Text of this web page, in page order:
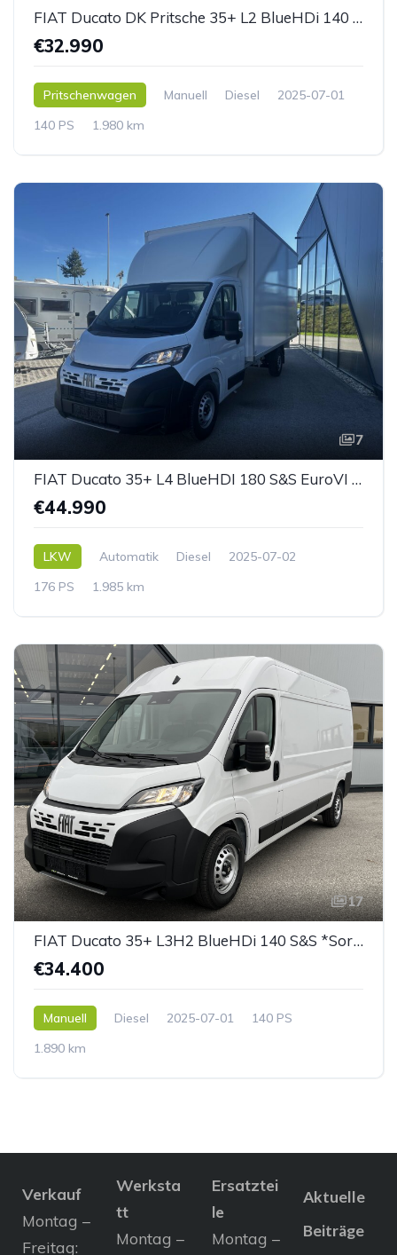
FIAT Ducato DK Pritsche 35+ L2 BlueHDi 140 S&S
€32.990
Pritschenwagen Manuell Diesel
2025-07-01
140 PS
1.980 km
7
FIAT Ducato 35+ L4 BlueHDI 180 S&S EuroVI EAT8 *Koffer* *Ladebordwand*
€44.990
LKW Automatik Diesel
2025-07-02
176 PS
1.985 km
17
FIAT Ducato 35+ L3H2 BlueHDi 140 S&S *Sortimo Ausbau*
€34.400
Manuell Diesel 2025-07-01
140 PS
1.890 km
Verkauf
Montag –
Freitag:
Werksta
tt
Montag –
Ersatztei
le
Montag –
Aktuelle
Beiträge